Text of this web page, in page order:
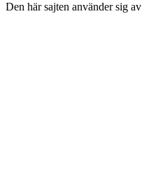
Den här sajten använder sig av